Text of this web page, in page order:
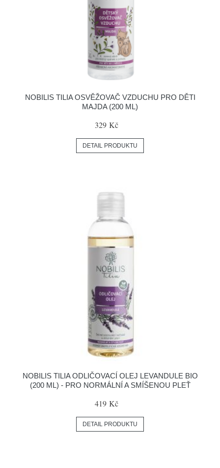
NOBILIS TILIA OSVĚŽOVAČ VZDUCHU PRO DĚTI
MAJDA (200 ML)
329 Kč
DETAIL PRODUKTU
NOBILIS TILIA ODLIČOVACÍ OLEJ LEVANDULE BIO
(200 ML) - PRO NORMÁLNÍ A SMÍŠENOU PLEŤ
419 Kč
DETAIL PRODUKTU